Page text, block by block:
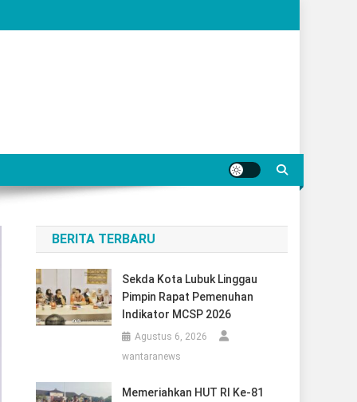
BERITA TERBARU
Sekda Kota Lubuk Linggau
Pimpin Rapat Pemenuhan
Indikator MCSP 2026
Agustus 6, 2026
wantaranews
Memeriahkan HUT RI Ke-81